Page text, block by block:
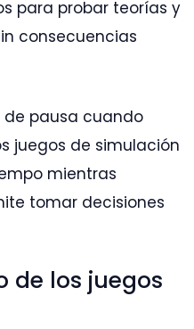
para probar teorías y
consecuencias
de pausa cuando
juegos de simulación
mientras
tomar decisiones
de los juegos